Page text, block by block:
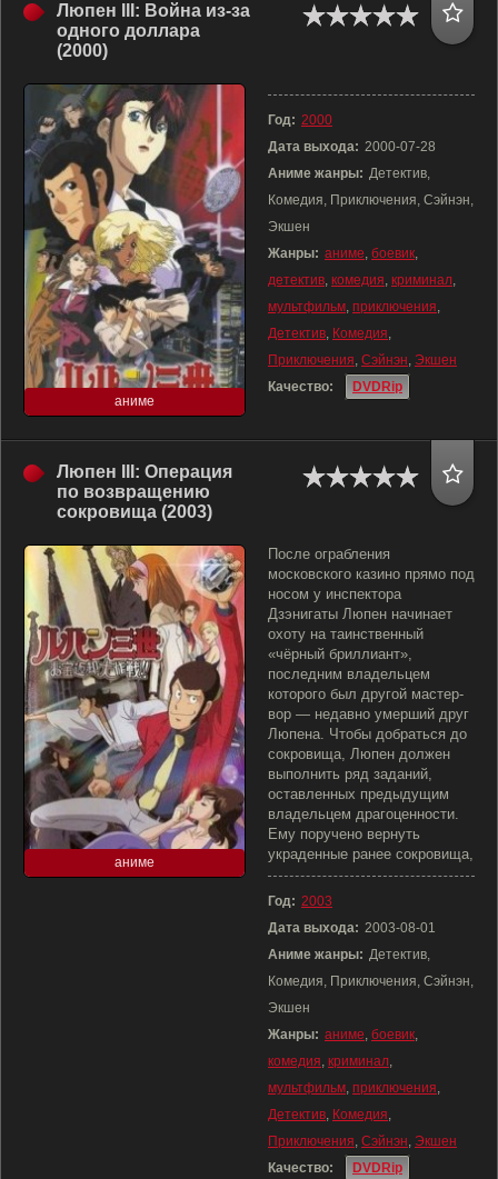
Люпен III: Война из-за
одного доллара
(2000)
аниме
Год: 2000
Дата выхода: 2000-07-28
Аниме жанры: Детектив,
Комедия, Приключения, Сэйнэн,
Экшен
Жанры: аниме, боевик,
детектив, комедия, криминал,
мультфильм, приключения,
Детектив, Комедия,
Приключения, Сэйнэн, Экшен
Качество:
DVDRip
Люпен III: Операция
по возвращению
сокровища (2003)
аниме
После ограбления
московского казино прямо под
носом у инспектора
Дзэнигаты Люпен начинает
охоту на таинственный
«чёрный бриллиант»,
последним владельцем
которого был другой мастер-
вор — недавно умерший друг
Люпена. Чтобы добраться до
сокровища, Люпен должен
выполнить ряд заданий,
оставленных предыдущим
владельцем драгоценности.
Ему поручено вернуть
украденные ранее сокровища,
Год: 2003
Дата выхода: 2003-08-01
Аниме жанры: Детектив,
Комедия, Приключения, Сэйнэн,
Экшен
Жанры: аниме, боевик,
комедия, криминал,
мультфильм, приключения,
Детектив, Комедия,
Приключения, Сэйнэн, Экшен
Качество:
DVDRip